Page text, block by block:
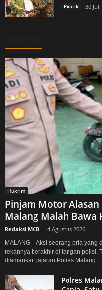
Politik 30 Juli
Hukrim
Pinjam Motor
Malang Malah Bawa
Redaksi MCB - 4 Agustus 2026
MALANG – Aksi seorang pria
rekannya berakhir di tangan polisi.
diamankan jajaran Polres Malang...
Polres